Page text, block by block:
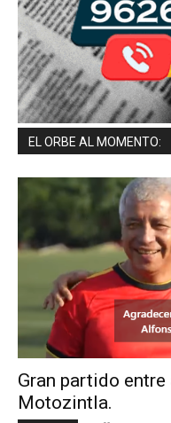
EL ORBE AL MOMENTO:
Gran partido entre
Motozintla.